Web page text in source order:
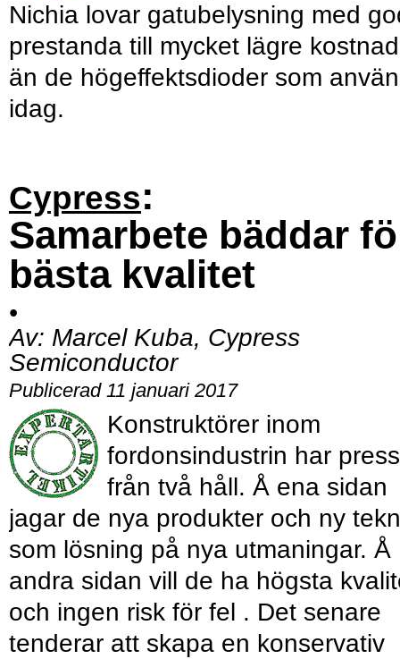
Nichia lovar gatubelysning med
prestanda till mycket lägre kostnad
än de högeffektsdioder som
idag.
Cypress:
Samarbete bäddar
bästa kvalitet
•
Av: Marcel Kuba, Cypress
Semiconductor
Publicerad 11 januari 2017
Konstruktörer inom
fordonsindustrin har press
från två håll. Å ena sidan
jagar de nya produkter och ny
som lösning på nya utmaningar. Å
andra sidan vill de ha högsta
och ingen risk för fel . Det senare
tenderar att skapa en konservativ